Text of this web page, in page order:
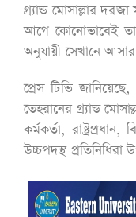
গ্র্যান্ড মোসাল্লার
আগে কোনোভাবেই
অনুযায়ী সেখানে
প্রেস টিভি
তেহরানের গ্র্যান্ড
কর্মকর্তা,
উচ্চপদস্থ প্রতিনিধিরা